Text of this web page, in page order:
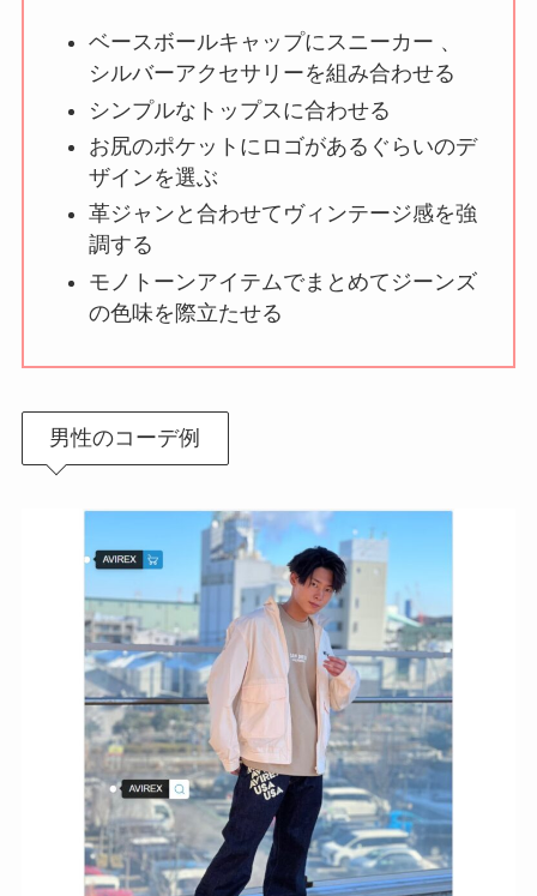
ベースボールキャップにスニーカー 、
シルバーアクセサリーを組み合わせる
シンプルなトップスに合わせる
お尻のポケットにロゴがあるぐらいのデ
ザインを選ぶ
革ジャンと合わせてヴィンテージ感を強
調する
モノトーンアイテムでまとめてジーンズ
の色味を際立たせる
男性のコーデ例